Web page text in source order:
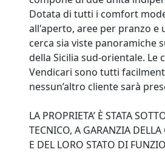
Dotata di tutti i comfort
all'aperto, aree per pranzo e
cerca sia viste panoramiche
della Sicilia sud-orientale. Le
Vendicari sono tutti
nessun’altro cliente sarà
LA PROPRIETA’ È STATA
TECNICO, A GARANZIA
E DEL LORO STATO DI